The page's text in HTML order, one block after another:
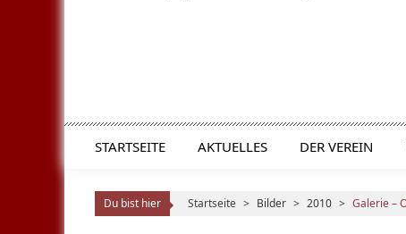
STARTSEITE AKTUELLES DER VEREIN
Du bist hier Startseite > Bilder > 2010 > Galerie –